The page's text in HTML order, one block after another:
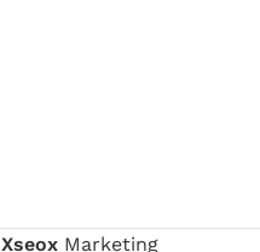
XseoxMarketing